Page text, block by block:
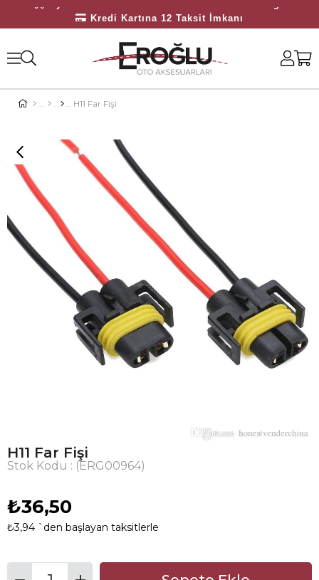
Kredi Kartına 12 Taksit İmkanı
H11 Far Fişi
H11 Far Fişi
Stok Kodu (ERG00964)
₺36,50
₺3,94 `den başlayan taksitlerle